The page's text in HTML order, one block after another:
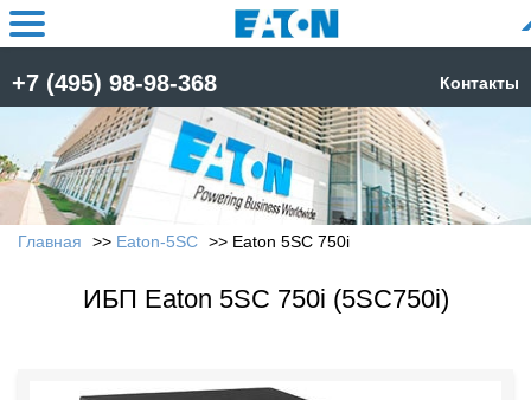
+7 (495) 98-98-368 Контакты
Главная Eaton-5SC Eaton 5SC 750i
ИБП Eaton 5SC 750i (5SC750i)